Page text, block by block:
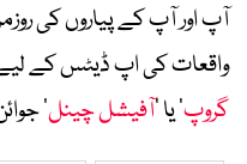
آپ اور آپ کے پیاروں کی
واقعات کی اپ ڈیٹس کے لیے
گروپ‘ یا ’آفیشل چینل‘